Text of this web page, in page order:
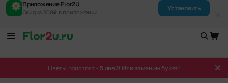
Приложение Flor2U
Скидка 300₽ в приложении
Установить
Цветы простоят - 5 дней! Или заменим букет!